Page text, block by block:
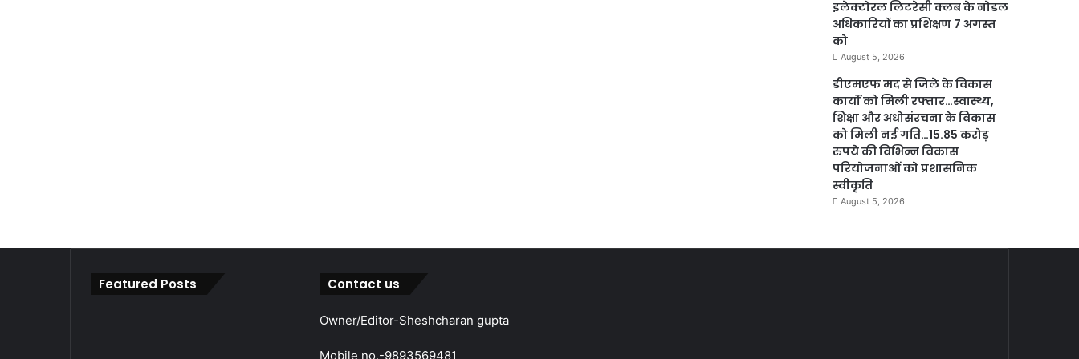
इलेक्टोरल लिटरेसी क्लब के नोडल
अधिकारियों का प्रशिक्षण 7 अगस्त
को
August 5, 2026
डीएमएफ मद से जिले के विकास
कार्यों को मिली रफ्तार…स्वास्थ्य,
शिक्षा और अधोसंरचना के विकास
को मिली नई गति…15.85 करोड़
रुपये की विभिन्न विकास
परियोजनाओं को प्रशासनिक
स्वीकृति
August 5, 2026
Featured Posts Contact us
Owner/Editor-Sheshcharan gupta
Mobile no.-9893569481